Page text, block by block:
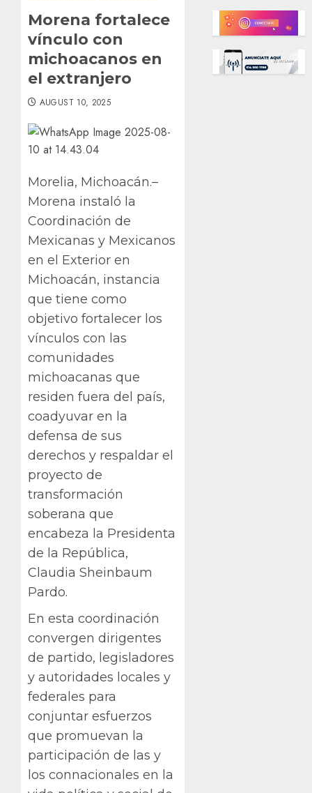
Morena fortalece
vínculo con
michoacanos en
el extranjero
AUGUST 10, 2025
Morelia, Michoacán.–
Morena instaló la
Coordinación de
Mexicanas y Mexicanos
en el Exterior en
Michoacán, instancia
que tiene como
objetivo fortalecer los
vínculos con las
comunidades
michoacanas que
residen fuera del país,
coadyuvar en la
defensa de sus
derechos y respaldar el
proyecto de
transformación
soberana que
encabeza la Presidenta
de la República,
Claudia Sheinbaum
Pardo.
En esta coordinación
convergen dirigentes
de partido, legisladores
y autoridades locales y
federales para
conjuntar esfuerzos
que promuevan la
participación de las y
los connacionales en la